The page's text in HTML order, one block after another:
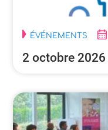
ÉVÉNEMENTS
2 octobre 2026